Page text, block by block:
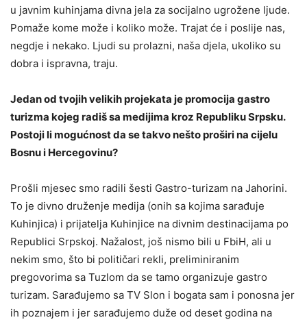
u javnim kuhinjama divna jela za socijalno ugrožene ljude.
Pomaže kome može i koliko može. Trajat će i poslije nas,
negdje i nekako. Ljudi su prolazni, naša djela, ukoliko su
dobra i ispravna, traju.
Jedan od tvojih velikih projekata je promocija gastro
turizma kojeg radiš sa medijima kroz Republiku Srpsku.
Postoji li mogućnost da se takvo nešto proširi na cijelu
Bosnu i Hercegovinu?
Prošli mjesec smo radili šesti Gastro-turizam na Jahorini.
To je divno druženje medija (onih sa kojima sarađuje
Kuhinjica) i prijatelja Kuhinjice na divnim destinacijama po
Republici Srpskoj. Nažalost, još nismo bili u FbiH, ali u
nekim smo, što bi političari rekli, preliminiranim
pregovorima sa Tuzlom da se tamo organizuje gastro
turizam. Sarađujemo sa TV Slon i bogata sam i ponosna jer
ih poznajem i jer sarađujemo duže od deset godina na